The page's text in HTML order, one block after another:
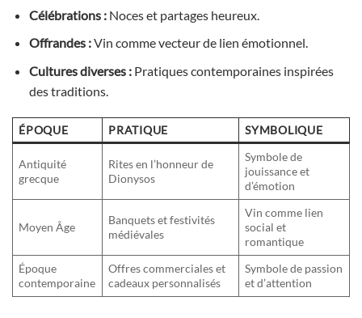
Célébrations :Noces et partages heureux.
Offrandes :Vin comme vecteur de lien émotionnel.
Cultures diverses :Pratiques contemporaines inspirées
des traditions.
ÉPOQUE PRATIQUE SYMBOLIQUE
Antiquité
grecque
Rites en l’honneur de
Dionysos
Symbole de
jouissance et
d’émotion
Moyen Âge
Banquets et festivités
médiévales
Vin comme lien
social et
romantique
Époque
contemporaine
Offres commerciales et
cadeaux personnalisés
Symbole de passion
et d’attention